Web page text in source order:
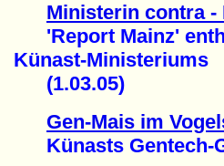
Ministerin contra -
'Report Mainz'
Künast-Ministeriums
(1.03.05)
Gen-Mais im
Künasts Gentech-